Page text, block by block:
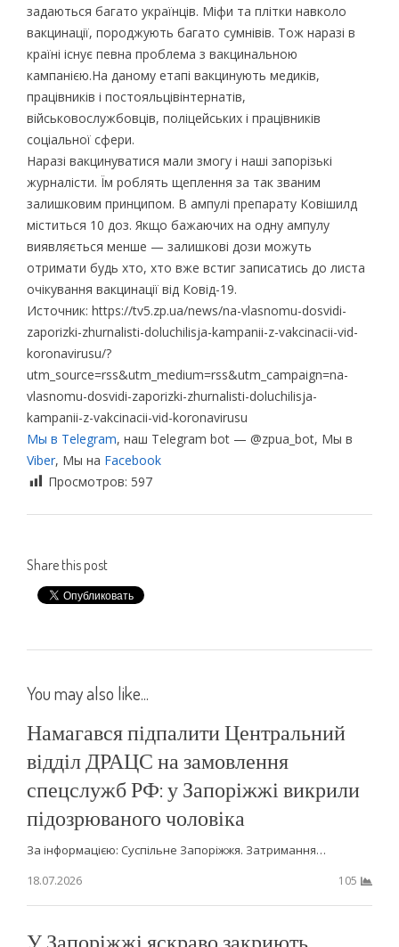
задаються багато українців. Міфи та плітки навколо
вакцинації, породжують багато сумнівів. Тож наразі в
країні існує певна проблема з вакцинальною
кампанією.На даному етапі вакцинують медиків,
працівників і постояльцівінтернатів,
військовослужбовців, поліцейських і працівників
соціальної сфери.
Наразі вакцинуватися мали змогу і наші запорізькі
журналісти. Їм роблять щеплення за так званим
залишковим принципом. В ампулі препарату Ковішилд
міститься 10 доз. Якщо бажаючих на одну ампулу
виявляється менше — залишкові дози можуть
отримати будь хто, хто вже встиг записатись до листа
очікування вакцинації від Ковід-19.
Источник: https://tv5.zp.ua/news/na-vlasnomu-dosvidi-
zaporizki-zhurnalisti-doluchilisja-kampanii-z-vakcinacii-vid-
koronavirusu/?
utm_source=rss&utm_medium=rss&utm_campaign=na-
vlasnomu-dosvidi-zaporizki-zhurnalisti-doluchilisja-
kampanii-z-vakcinacii-vid-koronavirusu
Мы в Telegram, наш Telegram bot — @zpua_bot, Мы в
Viber, Мы на Facebook
Просмотров: 597
Share this post
You may also like...
Намагався підпалити Центральний
відділ ДРАЦС на замовлення
спецслужб РФ: у Запоріжжі викрили
підозрюваного чоловіка
За інформацією: Суспільне Запоріжжя. Затримання…
18.07.2026
105
У Запоріжжі яскраво закриють